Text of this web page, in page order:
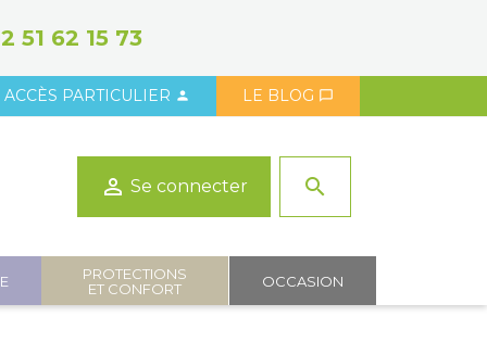
51 62 15 73
ACCÈS PARTICULIER  LE BLOG 
 Se connecter search
PROTECTIONS
ET CONFORT
OCCASION